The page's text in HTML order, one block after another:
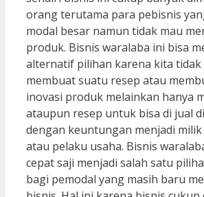
orang terutama para pebisnis
modal besar namun tidak mau
produk. Bisnis waralaba ini bisa
alternatif pilihan karena kita tidak
membuat suatu resep atau
inovasi produk melainkan hanya
ataupun resep untuk bisa di jual
dengan keuntungan menjadi
atau pelaku usaha. Bisnis
cepat saji menjadi salah satu
bagi pemodal yang masih baru